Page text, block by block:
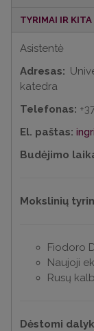
TYRIMAI IR
Asistentė
Adresas:
katedra
Telefonas:
El. paštas:
Budėjimo
Mokslinių
Fiodoro
Naujoji
Rusų
Dėstomi